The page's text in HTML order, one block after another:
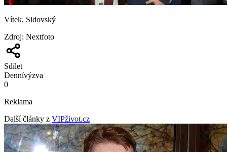
Vítek, Sidovský
Zdroj: Nextfoto
Sdílet
Dennívýzva
0
Reklama
Další články z VIPživot.cz